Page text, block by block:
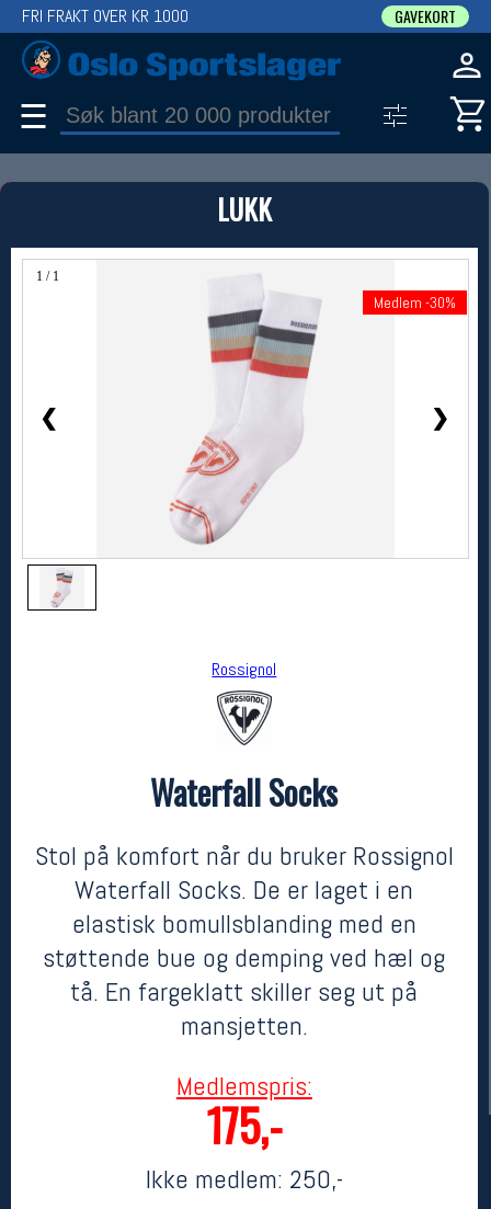
LUKK
1 / 1
❮ ❯
Medlem -30%
Rossignol
Waterfall Socks
Stol på komfort når du bruker Rossignol
Waterfall Socks. De er laget i en
elastisk bomullsblanding med en
støttende bue og demping ved hæl og
tå. En fargeklatt skiller seg ut på
mansjetten.
Medlemspris:
175,-
Ikke medlem: 250,-
FRI FRAKT OVER KR 1000 GAVEKORT
☰
PRODUKT
Produkter (1)
Bruk filter til å spisse søket
Rossignol
250,- MEDLEM:175,-